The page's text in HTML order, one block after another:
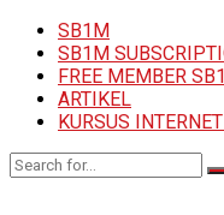
SB1M
SB1M
FREE MEMBER
ARTIKEL
KURSUS